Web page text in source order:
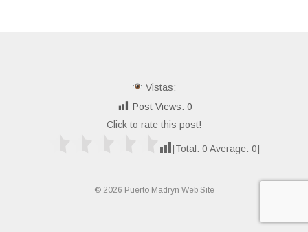
Vistas:
Post Views: 0
Click to rate this post!
[Total: 0 Average: 0]
© 2026 Puerto Madryn Web Site